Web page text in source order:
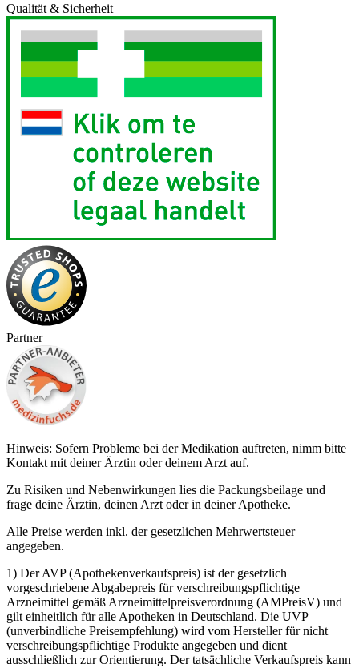
Qualität & Sicherheit
Partner
Hinweis: Sofern Probleme bei der Medikation auftreten, nimm bitte
Kontakt mit deiner Ärztin oder deinem Arzt auf.
Zu Risiken und Nebenwirkungen lies die Packungsbeilage und
frage deine Ärztin, deinen Arzt oder in deiner Apotheke.
Alle Preise werden inkl. der gesetzlichen Mehrwertsteuer
angegeben.
1) Der AVP (Apothekenverkaufspreis) ist der gesetzlich
vorgeschriebene Abgabepreis für verschreibungspflichtige
Arzneimittel gemäß Arzneimittelpreisverordnung (AMPreisV) und
gilt einheitlich für alle Apotheken in Deutschland. Die UVP
(unverbindliche Preisempfehlung) wird vom Hersteller für nicht
verschreibungspflichtige Produkte angegeben und dient
ausschließlich zur Orientierung. Der tatsächliche Verkaufspreis kann